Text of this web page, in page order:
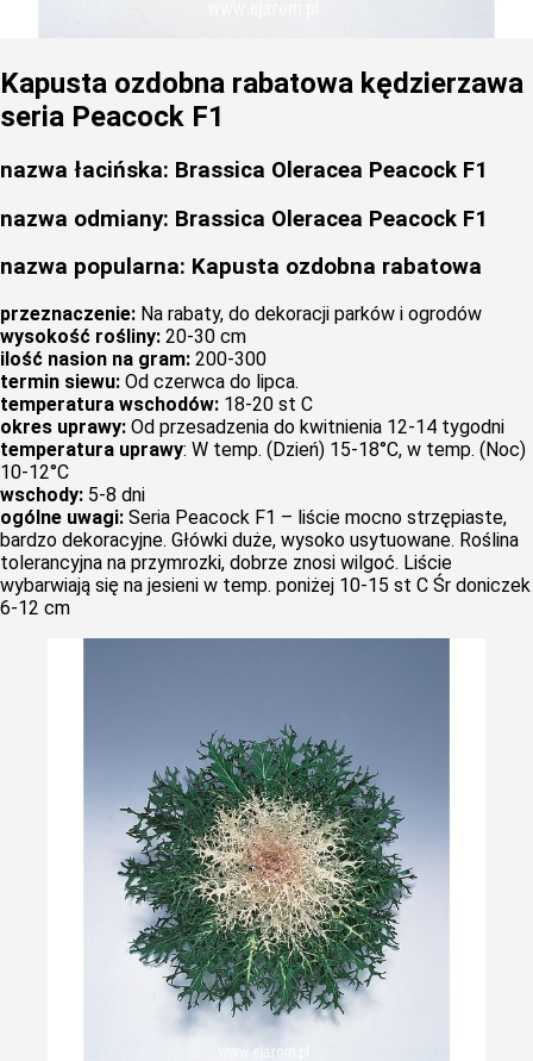
Kapusta ozdobna rabatowa kędzierzawa
seria Peacock F1
nazwa łacińska: Brassica Oleracea Peacock F1
nazwa odmiany: Brassica Oleracea Peacock F1
nazwa popularna: Kapusta ozdobna rabatowa
przeznaczenie: Na rabaty, do dekoracji parków i ogrodów
wysokość rośliny: 20-30 cm
ilość nasion na gram: 200-300
termin siewu: Od czerwca do lipca.
temperatura wschodów: 18-20 st C
okres uprawy: Od przesadzenia do kwitnienia 12-14 tygodni
temperatura uprawy: W temp. (Dzień) 15-18°C, w temp. (Noc)
10-12°C
wschody: 5-8 dni
ogólne uwagi: Seria Peacock F1 – liście mocno strzępiaste,
bardzo dekoracyjne. Główki duże, wysoko usytuowane. Roślina
tolerancyjna na przymrozki, dobrze znosi wilgoć. Liście
wybarwiają się na jesieni w temp. poniżej 10-15 st C Śr doniczek
6-12 cm